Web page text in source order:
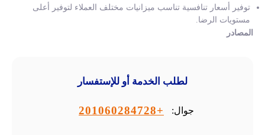
توفير أسعار تنافسية تناسب ميزانيات مختلف العملاء لتوفير أعلى
مستويات الرضا.
المصادر
لطلب الخدمة أو للإستفسار
جوال: +201060284728